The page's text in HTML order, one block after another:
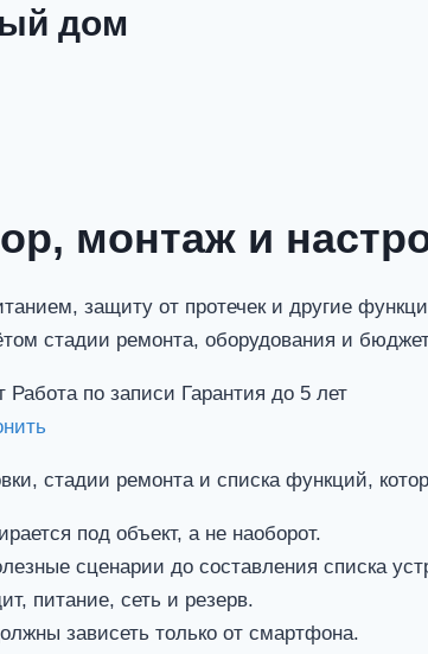
дом
монтаж и
защиту от протечек и другие
стадии ремонта, оборудования и
Работа по записи Гарантия до 5 лет
стадии ремонта и списка функций,
под объект, а не наоборот.
сценарии до составления списка
питание, сеть и резерв.
зависеть только от смартфона.